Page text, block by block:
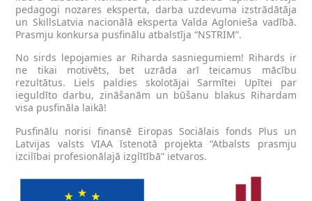
pedagogi nozares eksperta, darba uzdevuma izstrādātāja
un SkillsLatvia nacionālā eksperta Valda Aglonieša vadībā.
Prasmju konkursa pusfinālu atbalstīja “NSTRIM”.
No sirds lepojamies ar Riharda sasniegumiem! Rihards ir
ne tikai motivēts, bet uzrāda arī teicamus mācību
rezultātus. Liels paldies skolotājai Sarmītei Upītei par
ieguldīto darbu, zināšanām un būšanu blakus Rihardam
visa pusfināla laikā!
Pusfinālu norisi finansē Eiropas Sociālais fonds Plus un
Latvijas valsts VIAA īstenotā projekta “Atbalsts prasmju
izcilībai profesionālajā izglītībā” ietvaros.